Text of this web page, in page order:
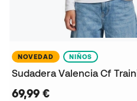
NOVEDAD NIÑOS
69,99 €